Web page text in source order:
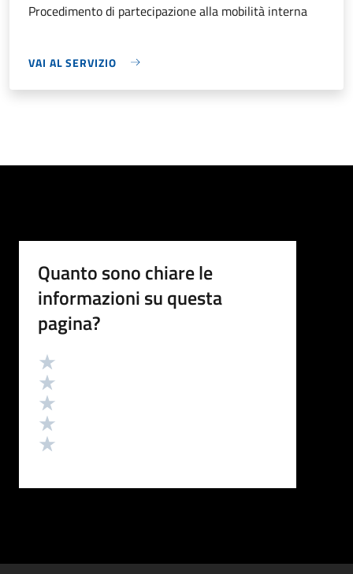
Procedimento di partecipazione alla mobilità interna
VAI AL SERVIZIO
Quanto sono chiare le
informazioni su questa
pagina?
Valutazione